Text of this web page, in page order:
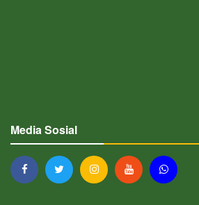
Media Sosial